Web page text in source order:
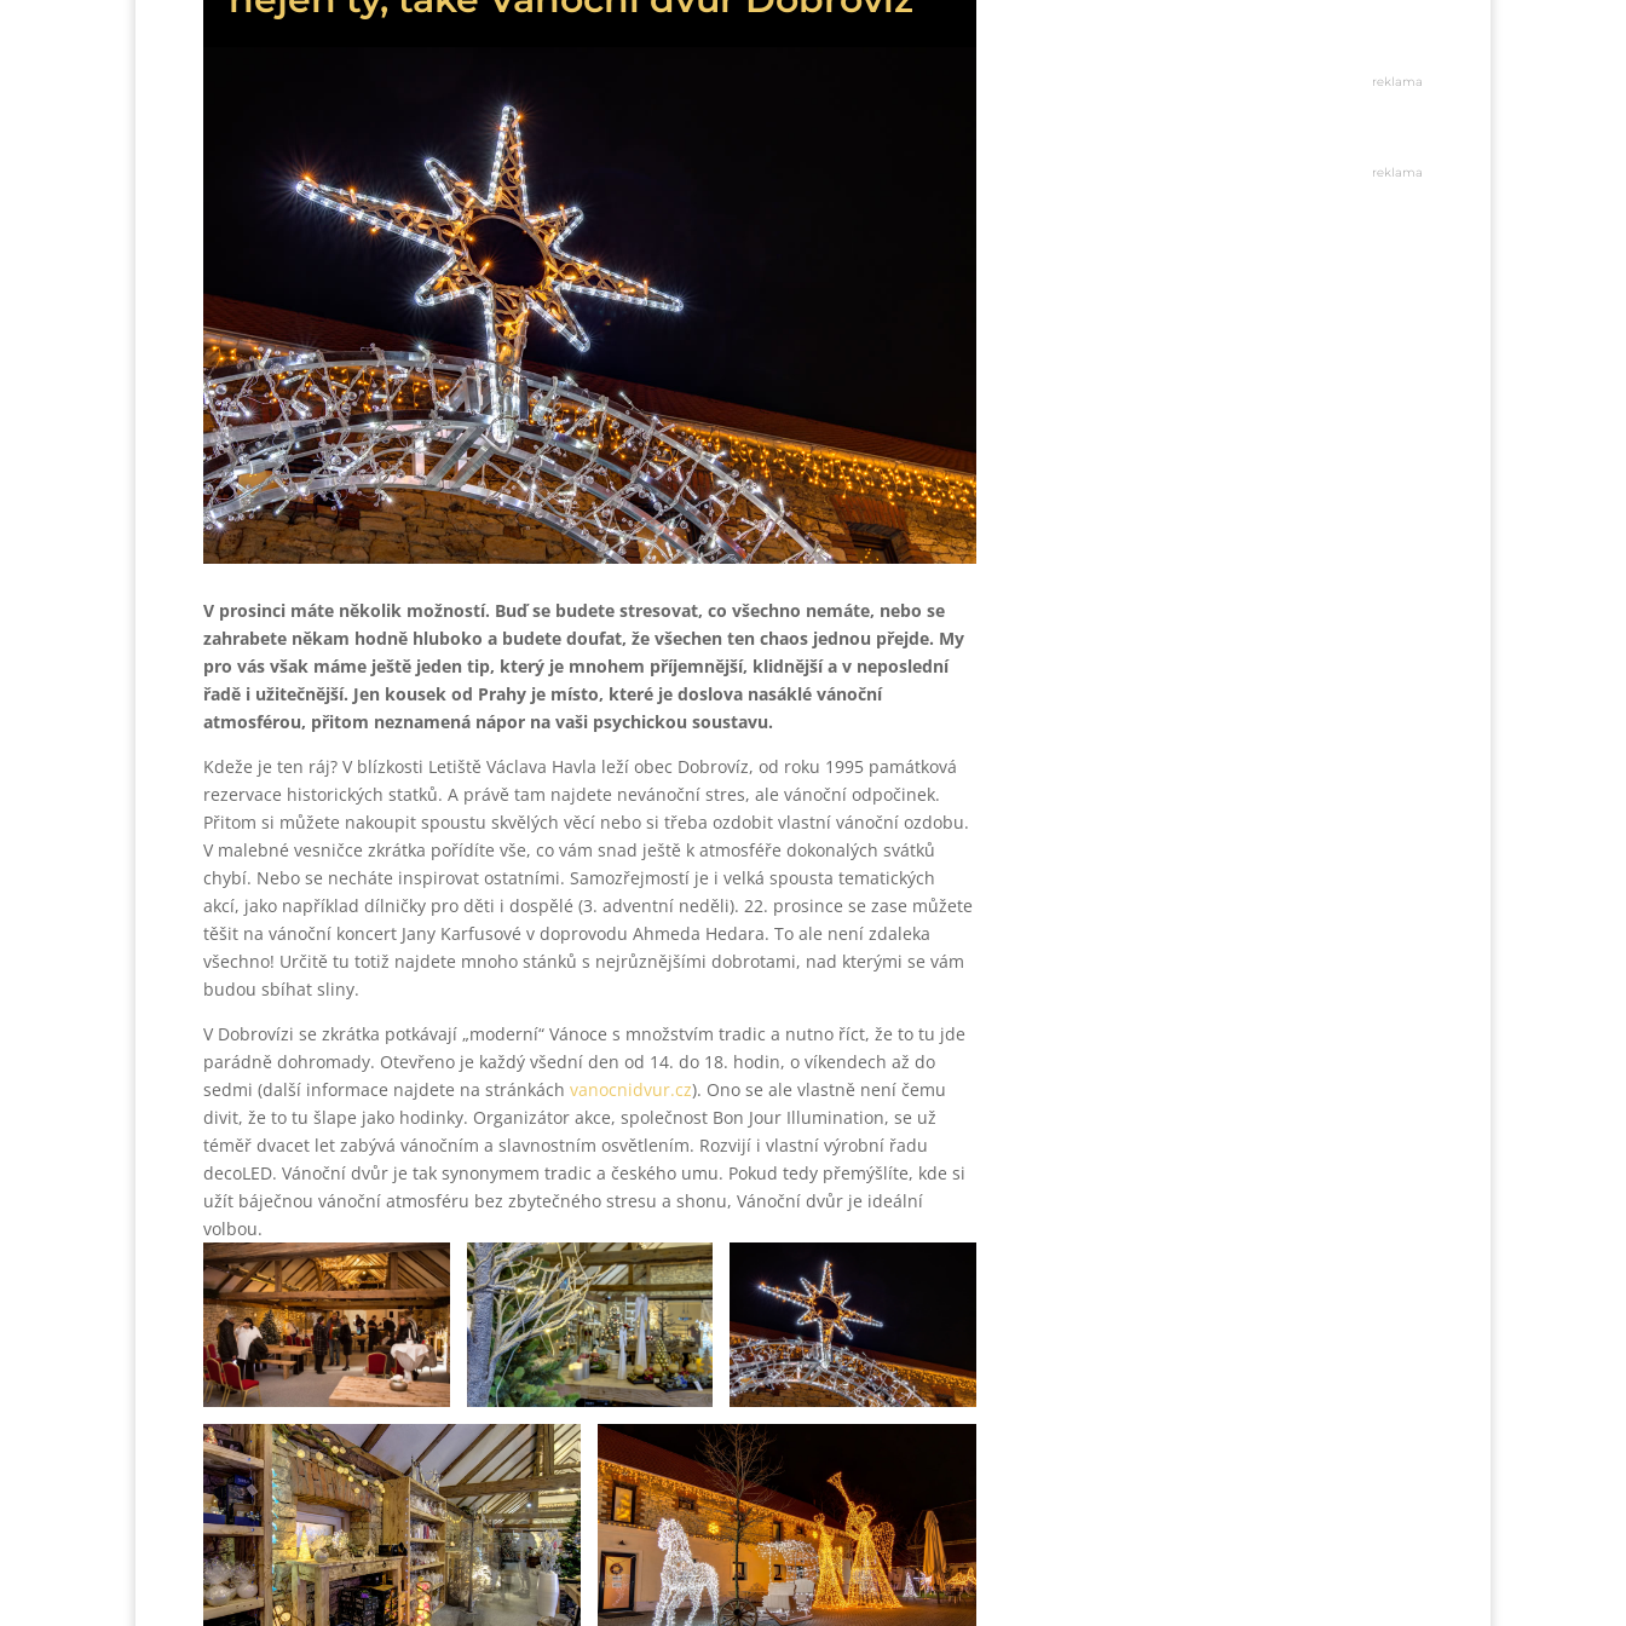
V prosinci máte několik možností. Buď se budete stresovat, co všechno nemáte, nebo se
zahrabete někam hodně hluboko a budete doufat, že všechen ten chaos jednou přejde. My
pro vás však máme ještě jeden tip, který je mnohem příjemnější, klidnější a v neposlední
řadě i užitečnější. Jen kousek od Prahy je místo, které je doslova nasáklé vánoční
atmosférou, přitom neznamená nápor na vaši psychickou soustavu.
Kdeže je ten ráj? V blízkosti Letiště Václava Havla leží obec Dobrovíz, od roku 1995 památková
rezervace historických statků. A právě tam najdete nevánoční stres, ale vánoční odpočinek.
Přitom si můžete nakoupit spoustu skvělých věcí nebo si třeba ozdobit vlastní vánoční ozdobu.
V malebné vesničce zkrátka pořídíte vše, co vám snad ještě k atmosféře dokonalých svátků
chybí. Nebo se necháte inspirovat ostatními. Samozřejmostí je i velká spousta tematických
akcí, jako například dílničky pro děti i dospělé (3. adventní neděli). 22. prosince se zase můžete
těšit na vánoční koncert Jany Karfusové v doprovodu Ahmeda Hedara. To ale není zdaleka
všechno! Určitě tu totiž najdete mnoho stánků s nejrůznějšími dobrotami, nad kterými se vám
budou sbíhat sliny.
V Dobrovízi se zkrátka potkávají „moderní“ Vánoce s množstvím tradic a nutno říct, že to tu jde
parádně dohromady. Otevřeno je každý všední den od 14. do 18. hodin, o víkendech až do
sedmi (další informace najdete na stránkách vanocnidvur.cz). Ono se ale vlastně není čemu
divit, že to tu šlape jako hodinky. Organizátor akce, společnost Bon Jour Illumination, se už
téměř dvacet let zabývá vánočním a slavnostním osvětlením. Rozvijí i vlastní výrobní řadu
decoLED. Vánoční dvůr je tak synonymem tradic a českého umu. Pokud tedy přemýšlíte, kde si
užít báječnou vánoční atmosféru bez zbytečného stresu a shonu, Vánoční dvůr je ideální
volbou.
reklama
reklama